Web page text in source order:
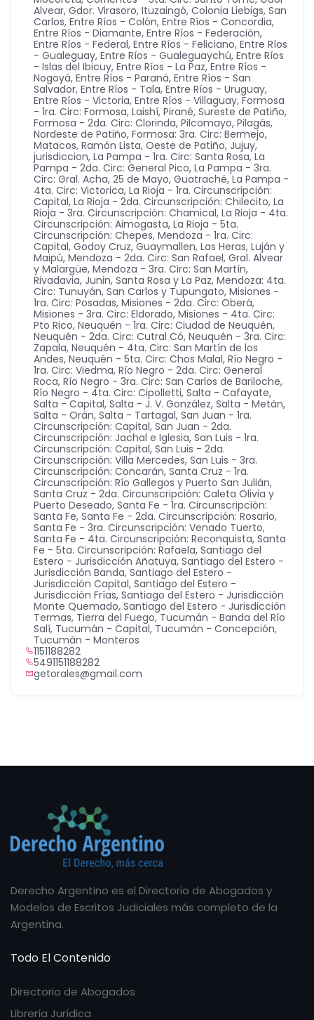
Alvear, Gdor. Virasoro, Ituzaingó, Colonia Liebigs, San
Carlos, Entre Ríos - Colón, Entre Ríos - Concordia,
Entre Ríos - Diamante, Entre Ríos - Federación,
Entre Ríos - Federal, Entre Ríos - Feliciano, Entre Ríos
- Gualeguay, Entre Ríos - Gualeguaychú, Entre Ríos
- Islas del Ibicuy, Entre Ríos - La Paz, Entre Ríos -
Nogoyá, Entre Ríos - Paraná, Entre Ríos - San
Salvador, Entre Ríos - Tala, Entre Ríos - Uruguay,
Entre Ríos - Victoria, Entre Ríos - Villaguay, Formosa
- 1ra. Circ: Formosa, Laishí, Pirané, Sureste de Patiño,
Formosa - 2da. Circ: Clorinda, Pilcomayo, Pilagás,
Nordeste de Patiño, Formosa: 3ra. Circ: Bermejo,
Matacos, Ramón Lista, Oeste de Patiño, Jujuy,
jurisdiccion, La Pampa - 1ra. Circ: Santa Rosa, La
Pampa - 2da. Circ: General Pico, La Pampa - 3ra.
Circ: Gral. Acha, 25 de Mayo, Guatraché, La Pampa -
4ta. Circ: Victorica, La Rioja - 1ra. Circunscripción:
Capital, La Rioja - 2da. Circunscripción: Chilecito, La
Rioja - 3ra. Circunscripción: Chamical, La Rioja - 4ta.
Circunscripción: Aimogasta, La Rioja - 5ta.
Circunscripción: Chepes, Mendoza - 1ra. Circ:
Capital, Godoy Cruz, Guaymallen, Las Heras, Luján y
Maipú, Mendoza - 2da. Circ: San Rafael, Gral. Alvear
y Malargüe, Mendoza - 3ra. Circ: San Martín,
Rivadavia, Junin, Santa Rosa y La Paz, Mendoza: 4ta.
Circ: Tunuyán, San Carlos y Tupungato, Misiones -
1ra. Circ: Posadas, Misiones - 2da. Circ: Oberá,
Misiones - 3ra. Circ: Eldorado, Misiones - 4ta. Circ:
Pto Rico, Neuquén - 1ra. Circ: Ciudad de Neuquén,
Neuquén - 2da. Circ: Cutral Có, Neuquén - 3ra. Circ:
Zapala, Neuquén - 4ta. Circ: San Martín de los
Andes, Neuquén - 5ta. Circ: Chos Malal, Río Negro -
1ra. Circ: Viedma, Río Negro - 2da. Circ: General
Roca, Río Negro - 3ra. Circ: San Carlos de Bariloche,
Río Negro - 4ta. Circ: Cipolletti, Salta - Cafayate,
Salta - Capital, Salta - J. V. González, Salta - Metán,
Salta - Orán, Salta - Tartagal, San Juan - 1ra.
Circunscripción: Capital, San Juan - 2da.
Circunscripción: Jachal e Iglesia, San Luis - 1ra.
Circunscripción: Capital, San Luis - 2da.
Circunscripción: Villa Mercedes, San Luis - 3ra.
Circunscripción: Concarán, Santa Cruz - 1ra.
Circunscripción: Río Gallegos y Puerto San Julián,
Santa Cruz - 2da. Circunscripción: Caleta Olivia y
Puerto Deseado, Santa Fe - 1ra. Circunscripción:
Santa Fe, Santa Fe - 2da. Circunscripción: Rosario,
Santa Fe - 3ra. Circunscripción: Venado Tuerto,
Santa Fe - 4ta. Circunscripción: Reconquista, Santa
Fe - 5ta. Circunscripción: Rafaela, Santiago del
Estero - Jurisdicción Añatuya, Santiago del Estero -
Jurisdicción Banda, Santiago del Estero -
Jurisdicción Capital, Santiago del Estero -
Jurisdicción Frías, Santiago del Estero - Jurisdicción
Monte Quemado, Santiago del Estero - Jurisdicción
Termas, Tierra del Fuego, Tucumán - Banda del Río
Salí, Tucumán - Capital, Tucumán - Concepción,
Tucumán - Monteros
1151188282
5491151188282
getorales@gmail.com
Derecho Argentino es el Directorio de Abogados y
Modelos de Escritos Judiciales más completo de la
Argentina.
Todo El Contenido
Directorio de Abogados
Librería Jurídica